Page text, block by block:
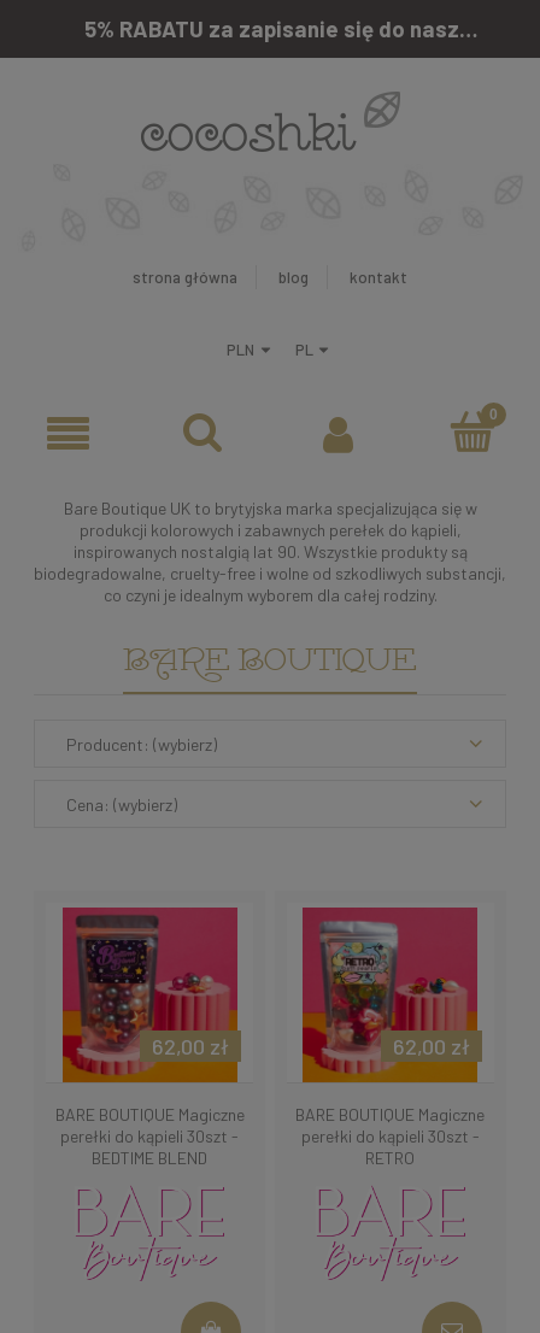
5% RABATU za zapisanie się do naszego newslettera
strona główna blog kontakt
Bare Boutique UK to brytyjska marka specjalizująca się w
produkcji kolorowych i zabawnych perełek do kąpieli,
inspirowanych nostalgią lat 90. Wszystkie produkty są
biodegradowalne, cruelty-free i wolne od szkodliwych substancji,
co czyni je idealnym wyborem dla całej rodziny.
BARE BOUTIQUE
Producent: (wybierz)
Cena: (wybierz)
BARE BOUTIQUE Magiczne
perełki do kąpieli 30szt -
BEDTIME BLEND
62,00 zł
BARE BOUTIQUE Magiczne
perełki do kąpieli 30szt -
RETRO
62,00 zł